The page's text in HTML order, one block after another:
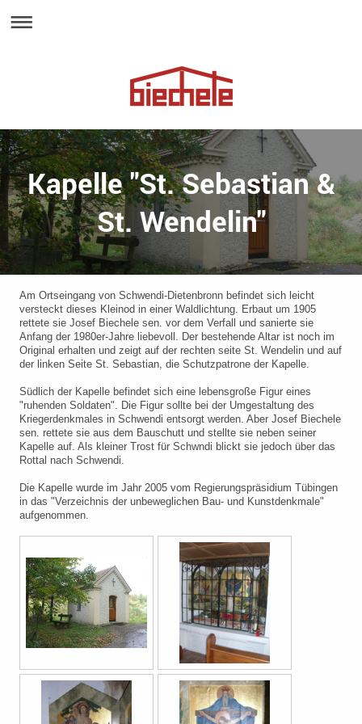
Kapelle "St. Sebastian &
St. Wendelin"
Am Ortseingang von Schwendi-Dietenbronn befindet sich leicht
versteckt dieses Kleinod in einer Waldlichtung. Erbaut um 1905
rettete sie Josef Biechele sen. vor dem Verfall und sanierte sie
Anfang der 1980er-Jahre liebevoll. Der bestehende Altar ist noch im
Original erhalten und zeigt auf der rechten seite St. Wendelin und auf
der linken Seite St. Sebastian, die Schutzpatrone der Kapelle.
Südlich der Kapelle befindet sich eine lebensgroße Figur eines
"ruhenden Soldaten". Die Figur sollte bei der Umgestaltung des
Kriegerdenkmales in Schwendi entsorgt werden. Aber Josef Biechele
sen. rettete sie aus dem Bauschutt und stellte sie neben seiner
Kapelle auf. Als kleiner Trost für Schwndi blickt sie jedoch über das
Rottal nach Schwendi.
Die Kapelle wurde im Jahr 2005 vom Regierungspräsidium Tübingen
in das "Verzeichnis der unbeweglichen Bau- und Kunstdenkmale"
aufgenommen.